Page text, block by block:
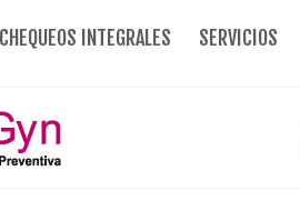
CHEQUEOS INTEGRALES SERVICIOS